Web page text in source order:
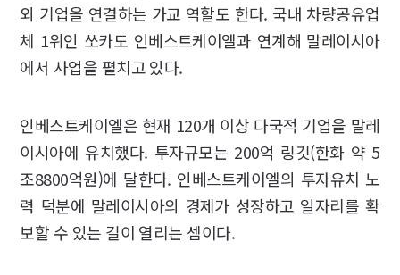
외 기업을 연결하는 가교 역할도 한다. 국내 차량공유업
체 1위인 쏘카도 인베스트케이엘과 연계해 말레이시아
에서 사업을 펼치고 있다.
인베스트케이엘은 현재 120개 이상 다국적 기업을 말레
이시아에 유치했다. 투자규모는 200억 링깃(한화 약 5
조8800억원)에 달한다. 인베스트케이엘의 투자유치 노
력 덕분에 말레이시아의 경제가 성장하고 일자리를 확
보할 수 있는 길이 열리는 셈이다.